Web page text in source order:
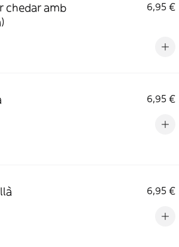
chedar amb
6,95 €
6,95 €
6,95 €